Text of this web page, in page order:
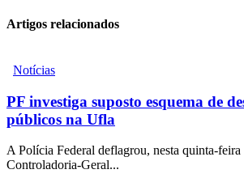
Artigos relacionados
Notícias
PF investiga suposto esquema de
públicos na Ufla
A Polícia Federal deflagrou, nesta quinta-
Controladoria-Geral...